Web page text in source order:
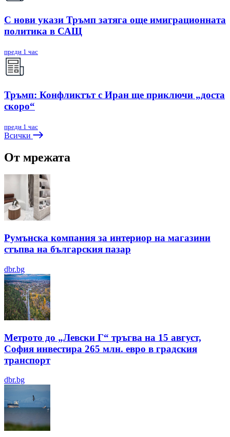
С нови укази Тръмп затяга още имиграционната
политика в САЩ
преди 1 час
Тръмп: Конфликтът с Иран ще приключи „доста
скоро“
преди 1 час
Всички
От мрежата
Румънска компания за интериор на магазини
стъпва на българския пазар
dbr.bg
Метрото до „Левски Г“ тръгва на 15 август,
София инвестира 265 млн. евро в градския
транспорт
dbr.bg